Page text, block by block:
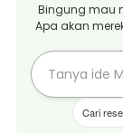
Bingung mau
Apa akan
Cari